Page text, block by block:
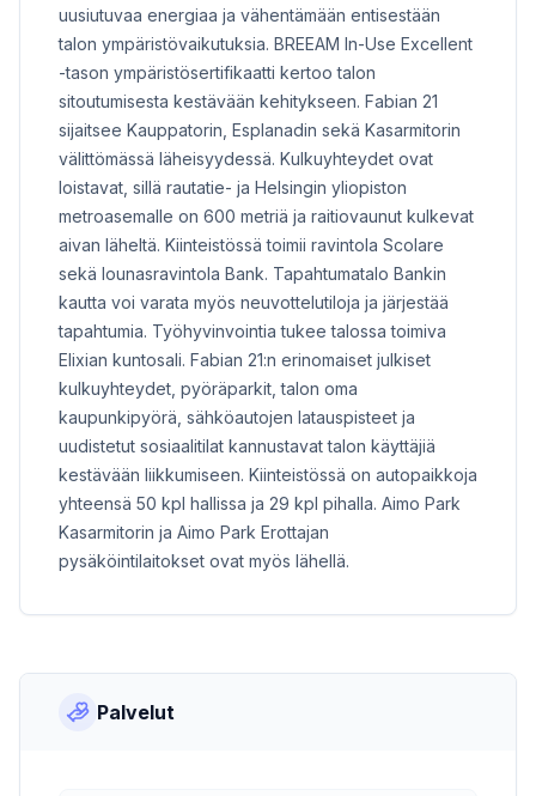
uusiutuvaa energiaa ja vähentämään entisestään
talon ympäristövaikutuksia. BREEAM In-Use Excellent
-tason ympäristösertifikaatti kertoo talon
sitoutumisesta kestävään kehitykseen. Fabian 21
sijaitsee Kauppatorin, Esplanadin sekä Kasarmitorin
välittömässä läheisyydessä. Kulkuyhteydet ovat
loistavat, sillä rautatie- ja Helsingin yliopiston
metroasemalle on 600 metriä ja raitiovaunut kulkevat
aivan läheltä. Kiinteistössä toimii ravintola Scolare
sekä lounasravintola Bank. Tapahtumatalo Bankin
kautta voi varata myös neuvottelutiloja ja järjestää
tapahtumia. Työhyvinvointia tukee talossa toimiva
Elixian kuntosali. Fabian 21:n erinomaiset julkiset
kulkuyhteydet, pyöräparkit, talon oma
kaupunkipyörä, sähköautojen latauspisteet ja
uudistetut sosiaalitilat kannustavat talon käyttäjiä
kestävään liikkumiseen. Kiinteistössä on autopaikkoja
yhteensä 50 kpl hallissa ja 29 kpl pihalla. Aimo Park
Kasarmitorin ja Aimo Park Erottajan
pysäköintilaitokset ovat myös lähellä.
Palvelut